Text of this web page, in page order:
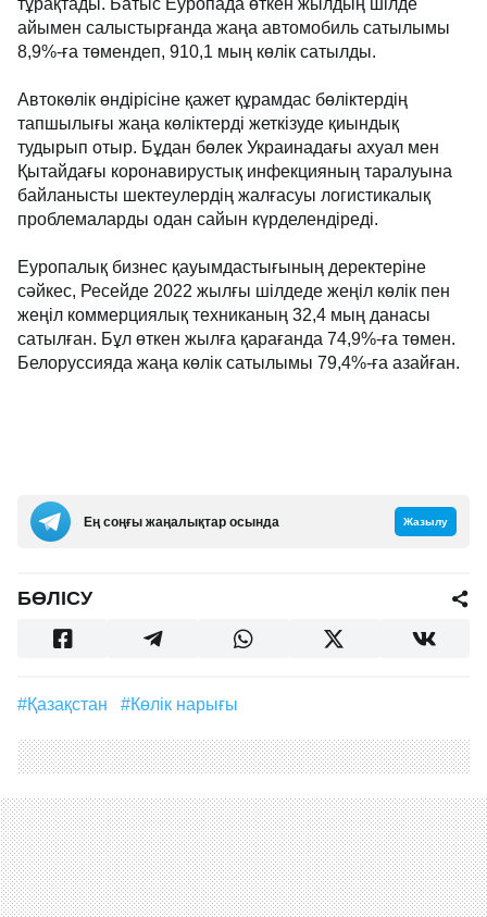
тұрақтады. Батыс Еуропада өткен жылдың шілде
айымен салыстырғанда жаңа автомобиль сатылымы
8,9%-ға төмендеп, 910,1 мың көлік сатылды.
Автокөлік өндірісіне қажет құрамдас бөліктердің
тапшылығы жаңа көліктерді жеткізуде қиындық
тудырып отыр. Бұдан бөлек Украинадағы ахуал мен
Қытайдағы коронавирустық инфекцияның таралуына
байланысты шектеулердің жалғасуы логистикалық
проблемаларды одан сайын күрделендіреді.
Еуропалық бизнес қауымдастығының деректеріне
сәйкес, Ресейде 2022 жылғы шілдеде жеңіл көлік пен
жеңіл коммерциялық техниканың 32,4 мың данасы
сатылған. Бұл өткен жылға қарағанда 74,9%-ға төмен.
Белоруссияда жаңа көлік сатылымы 79,4%-ға азайған.
Ең соңғы жаңалықтар осында Жазылу
БӨЛІСУ
#Қазақстан #көлік нарығы